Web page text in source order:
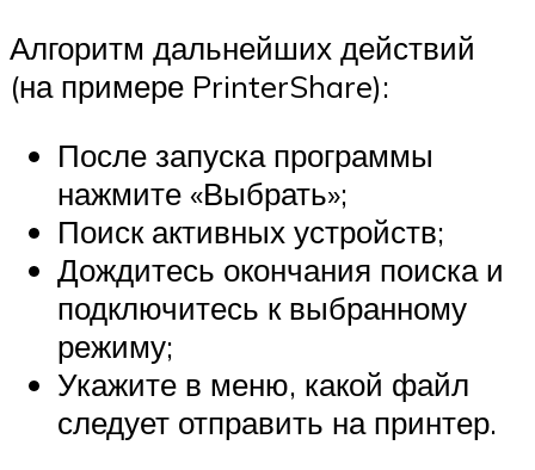
Алгоритм дальнейших действий
(на примере PrinterShare):
После запуска программы
нажмите «Выбрать»;
Поиск активных устройств;
Дождитесь окончания поиска и
подключитесь к выбранному
режиму;
Укажите в меню, какой файл
следует отправить на принтер.